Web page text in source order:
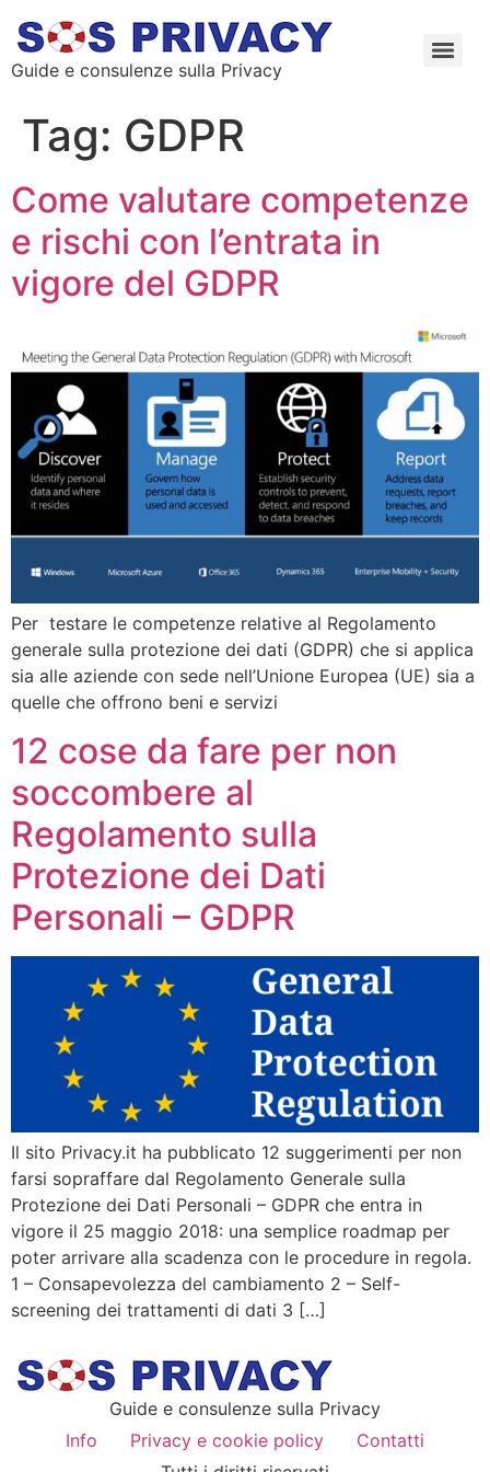
Guide e consulenze sulla Privacy
Tag: GDPR
Come valutare competenze
e rischi con l’entrata in
vigore del GDPR
Per testare le competenze relative al Regolamento
generale sulla protezione dei dati (GDPR) che si applica
sia alle aziende con sede nell’Unione Europea (UE) sia a
quelle che offrono beni e servizi
12 cose da fare per non
soccombere al
Regolamento sulla
Protezione dei Dati
Personali – GDPR
Il sito Privacy.it ha pubblicato 12 suggerimenti per non
farsi sopraffare dal Regolamento Generale sulla
Protezione dei Dati Personali – GDPR che entra in
vigore il 25 maggio 2018: una semplice roadmap per
poter arrivare alla scadenza con le procedure in regola.
1 – Consapevolezza del cambiamento 2 – Self-
screening dei trattamenti di dati 3 […]
Guide e consulenze sulla Privacy
Info
Privacy e cookie policy
Contatti